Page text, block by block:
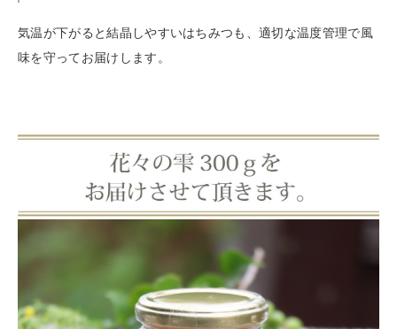
気温が下がると結晶しやすいはちみつも、適切な温度管理で風
味を守ってお届けします。